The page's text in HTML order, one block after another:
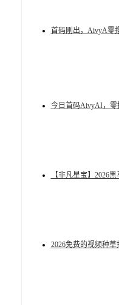
首码刚出，AivyA零
今日首码AivyAI，零
【非凡星宝】2026
2026免费的视频种